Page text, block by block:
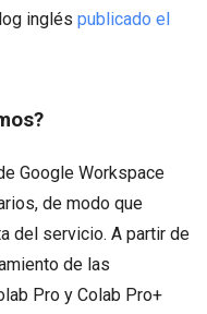
inglés publicado el
Google Workspace
de modo que
del servicio. A partir de
de las
Pro y Colab Pro+